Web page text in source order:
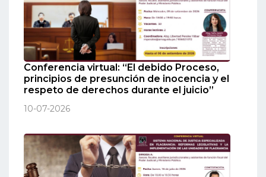
Conferencia virtual: “El debido Proceso,
principios de presunción de inocencia y el
respeto de derechos durante el juicio”
10-07-2026